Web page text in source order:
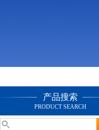
产品搜索
PRODUCT SEARCH